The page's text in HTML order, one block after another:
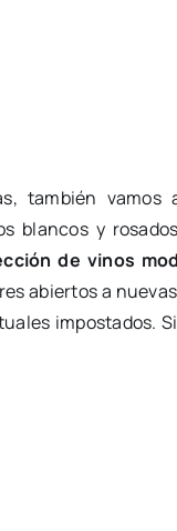
también
y
de vinos
abiertos a
impostados.